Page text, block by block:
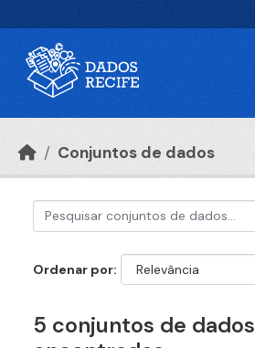
Conjuntos de dados
Ordenar por
5 conjuntos de dados